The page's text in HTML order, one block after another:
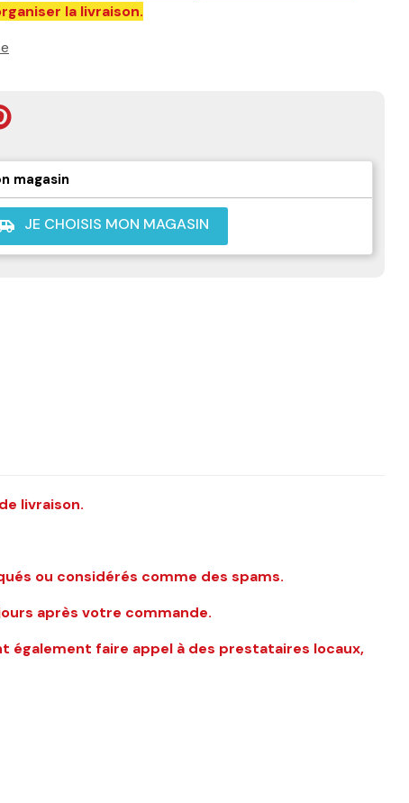
la livraison.
magasin
JE CHOISIS MON MAGASIN
livraison.
ou considérés comme des spams.
après votre commande.
également faire appel à des prestataires locaux,